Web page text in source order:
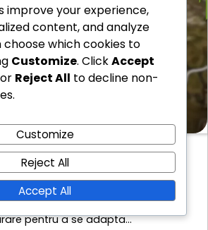
Game Of Thrones: Variații
Ajustări ale numărului de
început
Game of Thrones oferă diverse
pentru a se adapta…
improve your experience,
content, and analyze
choose which cookies to
Customize. ClickAccept
Reject All to decline non-
Customize
Reject All
Accept All